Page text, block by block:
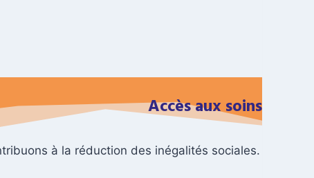
Accès aux soins
à la réduction des inégalités sociales.